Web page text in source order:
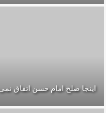
اينجا صلح امام حسن اتفاق